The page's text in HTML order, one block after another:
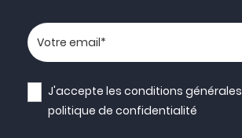
Votre adresse email
J'accepte lesconditions générales
politique de confidentialité